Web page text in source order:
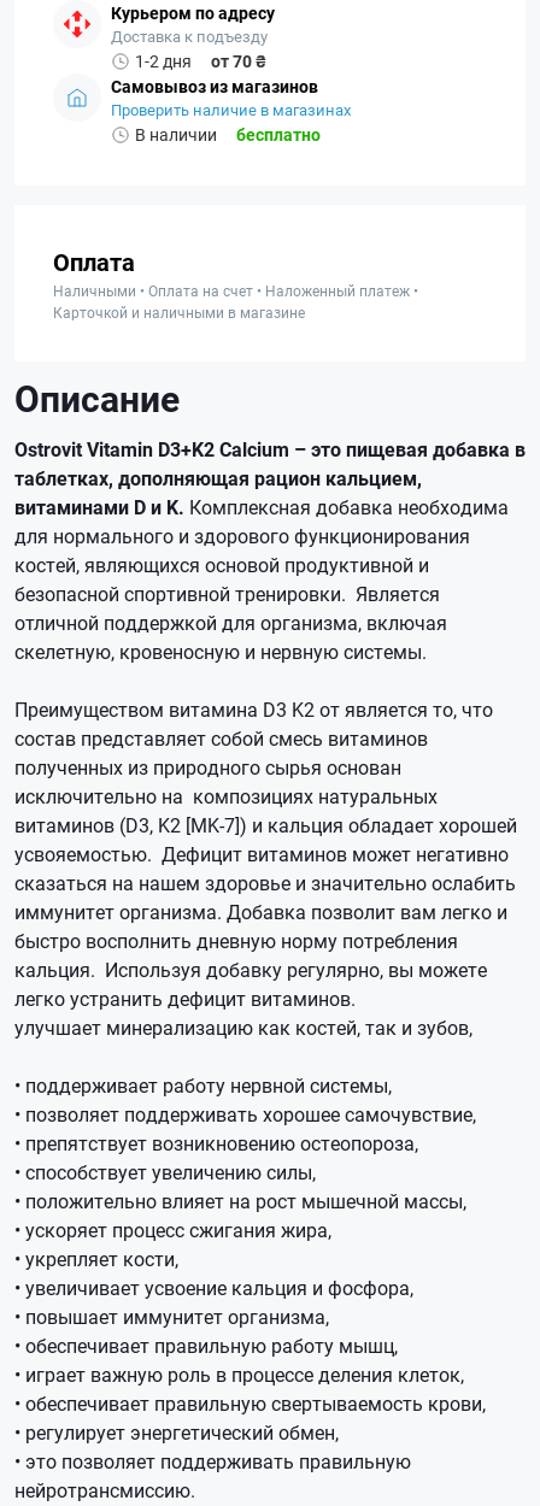
Курьером по адресу
Доставка к подъезду
1-2 дня
от 70 ₴
Самовывоз из магазинов
Проверить наличие в магазинах
В наличии бесплатно
Оплата
Наличными • Оплата на счет • Наложенный платеж •
Карточкой и наличными в магазине
Описание
Ostrovit Vitamin D3+K2 Calcium – это пищевая добавка в
таблетках, дополняющая рацион кальцием,
витаминами D и K. Комплексная добавка необходима
для нормального и здорового функционирования
костей, являющихся основой продуктивной и
безопасной спортивной тренировки. Является
отличной поддержкой для организма, включая
скелетную, кровеносную и нервную системы.
Преимуществом витамина D3 K2 от является то, что
состав представляет собой смесь витаминов
полученных из природного сырья основан
исключительно на композициях натуральных
витаминов (D3, K2 [MK-7]) и кальция обладает хорошей
усвояемостью. Дефицит витаминов может негативно
сказаться на нашем здоровье и значительно ослабить
иммунитет организма. Добавка позволит вам легко и
быстро восполнить дневную норму потребления
кальция. Используя добавку регулярно, вы можете
легко устранить дефицит витаминов.
улучшает минерализацию как костей, так и зубов,
• поддерживает работу нервной системы,
• позволяет поддерживать хорошее самочувствие,
• препятствует возникновению остеопороза,
• способствует увеличению силы,
• положительно влияет на рост мышечной массы,
• ускоряет процесс сжигания жира,
• укрепляет кости,
• увеличивает усвоение кальция и фосфора,
• повышает иммунитет организма,
• обеспечивает правильную работу мышц,
• играет важную роль в процессе деления клеток,
• обеспечивает правильную свертываемость крови,
• регулирует энергетический обмен,
• это позволяет поддерживать правильную
нейротрансмиссию.